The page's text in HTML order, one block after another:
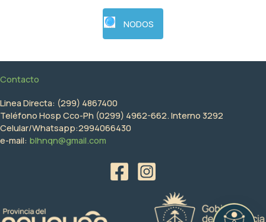
NODOS
Contacto
Linea Directa: (299) 4867400
Teléfono Hosp Cco-Ph (0299) 4962-662. Interno 3292
Celular/Whatsapp:2994066430
e-mail: blhnqn@gmail.com